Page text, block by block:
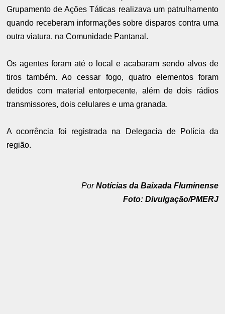
Grupamento de Ações Táticas realizava um patrulhamento
quando receberam informações sobre disparos contra uma
outra viatura, na Comunidade Pantanal.
Os agentes foram até o local e acabaram sendo alvos de
tiros também. Ao cessar fogo, quatro elementos foram
detidos com material entorpecente, além de dois rádios
transmissores, dois celulares e uma granada.
A ocorrência foi registrada na Delegacia de Polícia da
região.
PorNotícias da Baixada Fluminense
Foto: Divulgação/PMERJ